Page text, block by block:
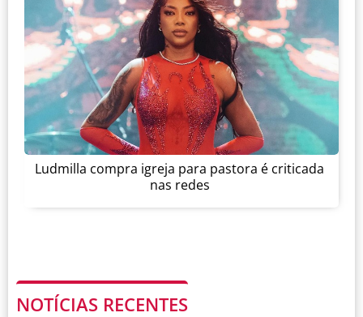
Ludmilla compra igreja para pastora é criticada
nas redes
NOTÍCIAS RECENTES